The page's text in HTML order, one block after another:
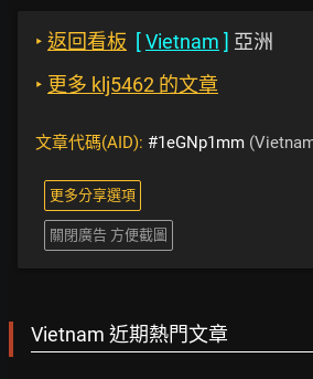
‣ 返回看板 [Vietnam ] 亞洲
‣ 更多 klj5462 的文章
文章代碼(AID): #1eGNp1mm
更多分享選項
關閉廣告 方便截圖
Vietnam 近期熱門文章